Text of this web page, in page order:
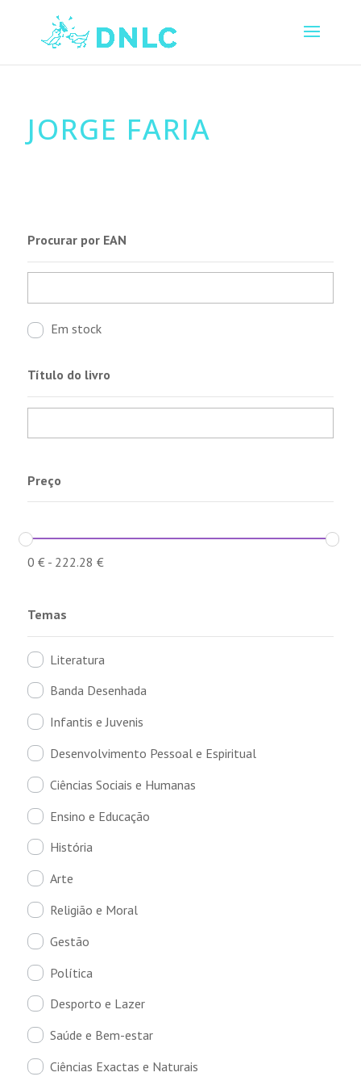
JORGE FARIA
Procurar por EAN
Em stock
Título do livro
Preço
0 €- 222.28 €
Temas
Literatura
Banda Desenhada
Infantis e Juvenis
Desenvolvimento Pessoal e Espiritual
Ciências Sociais e Humanas
Ensino e Educação
História
Arte
Religião e Moral
Gestão
Política
Desporto e Lazer
Saúde e Bem-estar
Ciências Exactas e Naturais